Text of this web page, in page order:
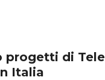
progetti di
Italia